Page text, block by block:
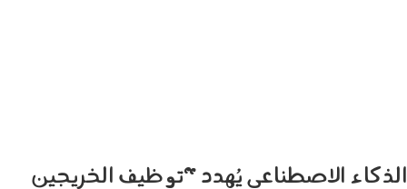
الذكاء الاصطناعي يُهدد "توظيف الخريجين